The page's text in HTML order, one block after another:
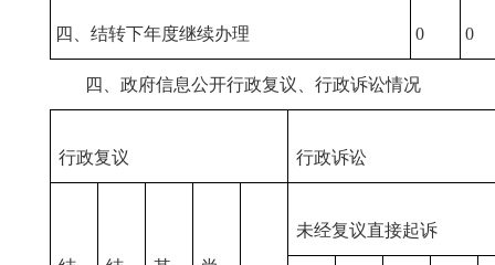
四、结转下年度继续办理 0 0
四、政府信息公开行政复议、行政诉讼情况
行政复议 行政诉讼
未经复议直接起诉